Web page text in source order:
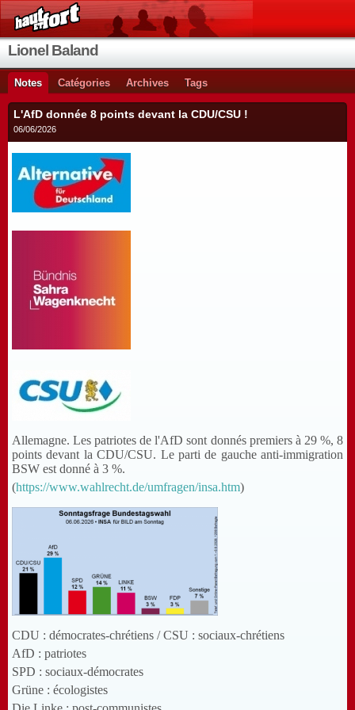
Lionel Baland
Notes Catégories Archives Tags
L'AfD donnée 8 points devant la CDU/CSU !
06/06/2026
Allemagne. Les patriotes de l'AfD sont donnés premiers à 29 %, 8
points devant la CDU/CSU. Le parti de gauche anti-immigration
BSW est donné à 3 %.
(https://www.wahlrecht.de/umfragen/insa.htm)
CDU : démocrates-chrétiens / CSU : sociaux-chrétiens
AfD : patriotes
SPD : sociaux-démocrates
Grüne : écologistes